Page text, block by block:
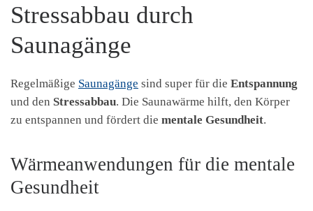
Stressabbau durch
Saunagänge
Regelmäßige Saunagänge sind super für die Entspannung
und den Stressabbau. Die Saunawärme hilft, den Körper
zu entspannen und fördert die mentale Gesundheit.
Wärmeanwendungen für die mentale
Gesundheit